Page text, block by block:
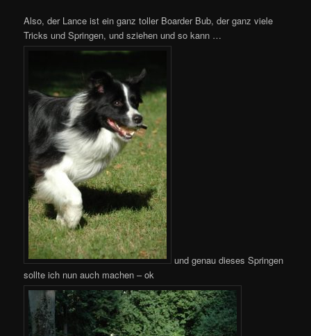
Also, der Lance ist ein ganz toller Boarder Bub, der ganz viele
Tricks und Springen, und sziehen und so kann …
und genau dieses Springen
sollte ich nun auch machen – ok